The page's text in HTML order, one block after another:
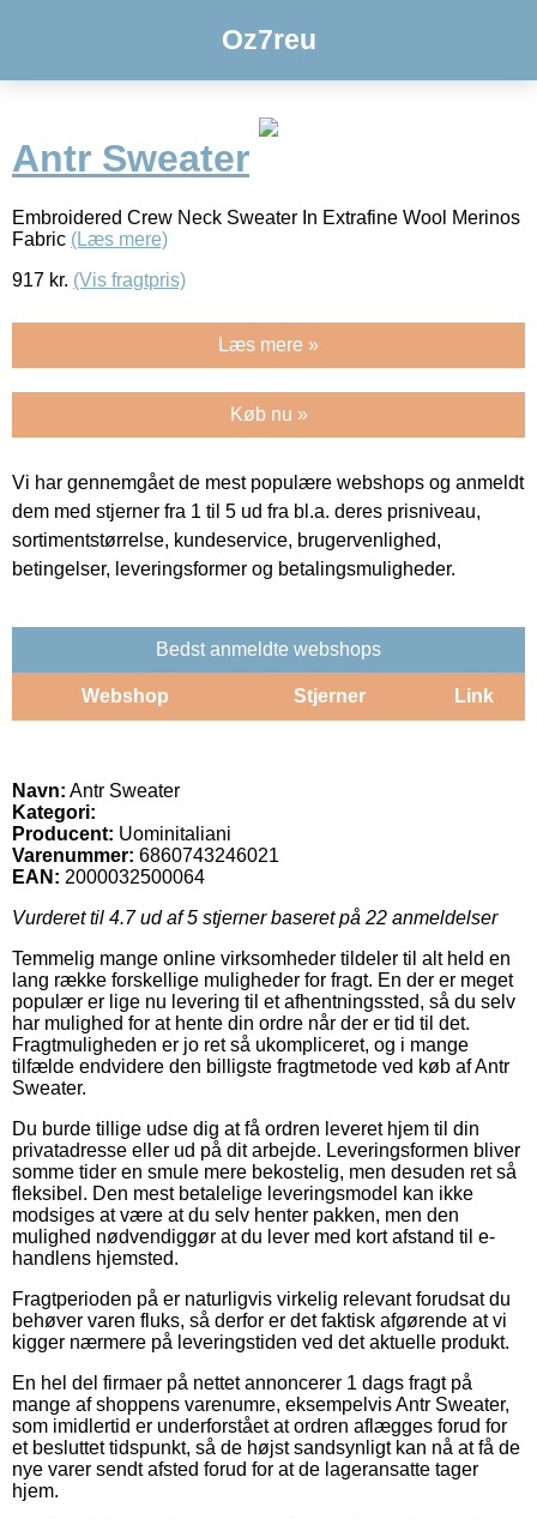
Oz7reu
Antr Sweater
Embroidered Crew Neck Sweater In Extrafine Wool Merinos
Fabric (Læs mere)
917 kr. (Vis fragtpris)
Læs mere »
Køb nu »
Vi har gennemgået de mest populære webshops og anmeldt
dem med stjerner fra 1 til 5 ud fra bl.a. deres prisniveau,
sortimentstørrelse, kundeservice, brugervenlighed,
betingelser, leveringsformer og betalingsmuligheder.
Bedst anmeldte webshops
Webshop Stjerner Link
Navn: Antr Sweater
Kategori:
Producent: Uominitaliani
Varenummer: 6860743246021
EAN: 2000032500064
Vurderet til 4.7ud af 5 stjerner baseret på 22 anmeldelser
Temmelig mange online virksomheder tildeler til alt held en
lang række forskellige muligheder for fragt. En der er meget
populær er lige nu levering til et afhentningssted, så du selv
har mulighed for at hente din ordre når der er tid til det.
Fragtmuligheden er jo ret så ukompliceret, og i mange
tilfælde endvidere den billigste fragtmetode ved køb af Antr
Sweater.
Du burde tillige udse dig at få ordren leveret hjem til din
privatadresse eller ud på dit arbejde. Leveringsformen bliver
somme tider en smule mere bekostelig, men desuden ret så
fleksibel. Den mest betalelige leveringsmodel kan ikke
modsiges at være at du selv henter pakken, men den
mulighed nødvendiggør at du lever med kort afstand til e-
handlens hjemsted.
Fragtperioden på er naturligvis virkelig relevant forudsat du
behøver varen fluks, så derfor er det faktisk afgørende at vi
kigger nærmere på leveringstiden ved det aktuelle produkt.
En hel del firmaer på nettet annoncerer 1 dags fragt på
mange af shoppens varenumre, eksempelvis Antr Sweater,
som imidlertid er underforstået at ordren aflægges forud for
et besluttet tidspunkt, så de højst sandsynligt kan nå at få de
nye varer sendt afsted forud for at de lageransatte tager
hjem.